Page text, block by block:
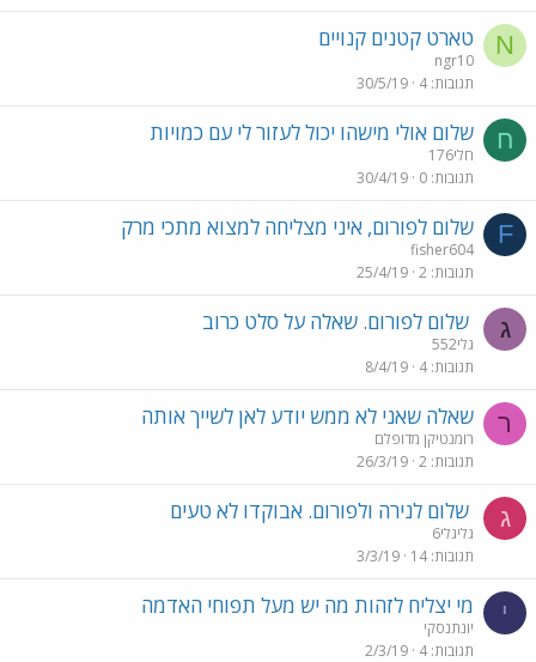
N טארט קטנים קנויים
ngr10
תגובות 4
30/5/19
ח שלום אולי מישהו יכול לעזור לי עם כמויות
חלי176
תגובות 0
30/4/19
F שלום לפורום, איני מצליחה למצוא מתכי מרק
fisher604
תגובות 2
25/4/19
ג שלום לפורום. שאלה על סלט כרוב
גלי552
תגובות 4
8/4/19
ר שאלה שאני לא ממש יודע לאן לשייך אותה
רומנטיקן מדופלם
תגובות 2
26/3/19
ג שלום לנירה ולפורום. אבוקדו לא טעים
גליגלי6
תגובות 14
3/3/19
י מי יצליח לזהות מה יש מעל תפוחי האדמה
יונתנסקי
תגובות 4
2/3/19